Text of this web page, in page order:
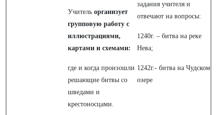
Учитель организует
групповую работу с
иллюстрациями,
картами и схемами:
где и когда произошли
решающие битвы со
шведами и
крестоносцами.
задания учителя и
отвечают на вопросы:
1240г. – битва на реке
Нева;
1242г.- битва на Чудском
озере